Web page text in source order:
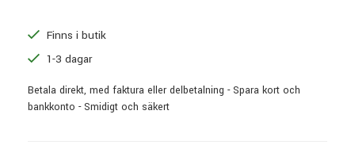
Finns i butik
1-3 dagar
Betala direkt, med faktura eller delbetalning - Spara kort och
bankkonto - Smidigt och säkert